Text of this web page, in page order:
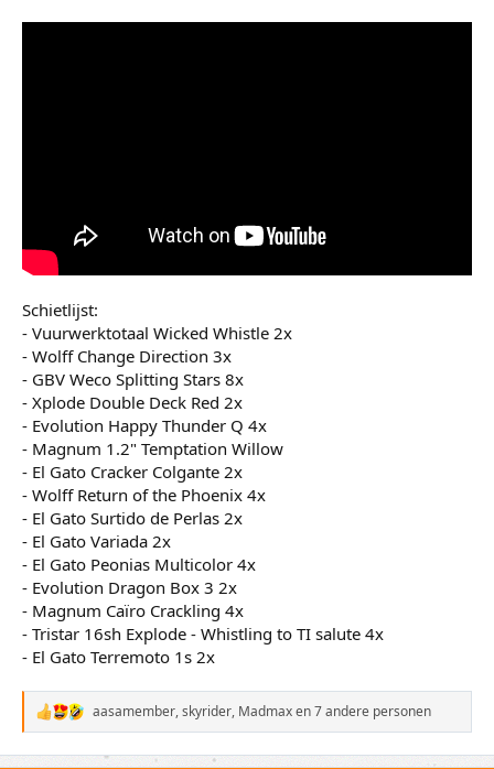
Schietlijst:
- Vuurwerktotaal Wicked Whistle 2x
- Wolff Change Direction 3x
- GBV Weco Splitting Stars 8x
- Xplode Double Deck Red 2x
- Evolution Happy Thunder Q 4x
- Magnum 1.2" Temptation Willow
- El Gato Cracker Colgante 2x
- Wolff Return of the Phoenix 4x
- El Gato Surtido de Perlas 2x
- El Gato Variada 2x
- El Gato Peonias Multicolor 4x
- Evolution Dragon Box 3 2x
- Magnum Caïro Crackling 4x
- Tristar 16sh Explode - Whistling to TI salute 4x
- El Gato Terremoto 1s 2x
W
a
a
aasamember,skyrider, Madmaxen 7 andere personen